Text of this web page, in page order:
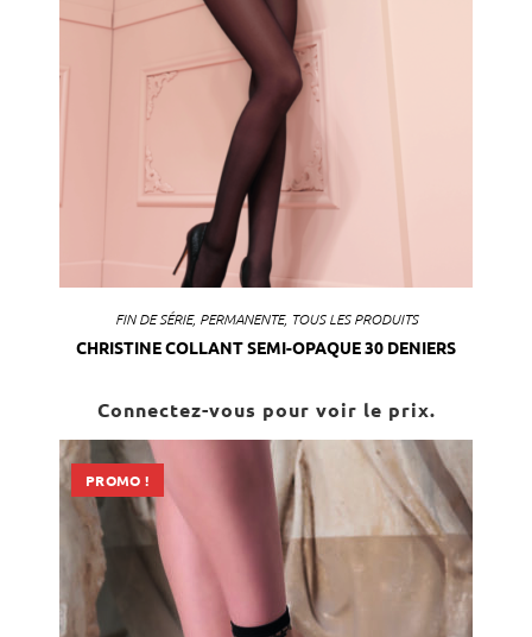
FIN DE SÉRIE, PERMANENTE, TOUS LES PRODUITS
CHRISTINE COLLANT SEMI-OPAQUE 30 DENIERS
Connectez-vous pour voir le prix.
PROMO !